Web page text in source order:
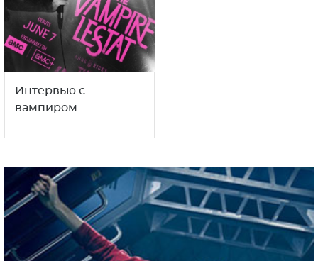
Интервью с
вампиром